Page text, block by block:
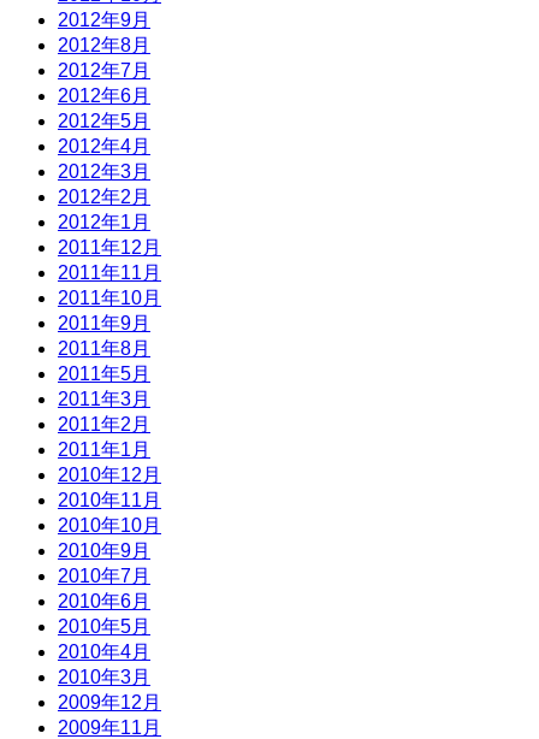
2012年9月
2012年8月
2012年7月
2012年6月
2012年5月
2012年4月
2012年3月
2012年2月
2012年1月
2011年12月
2011年11月
2011年10月
2011年9月
2011年8月
2011年5月
2011年3月
2011年2月
2011年1月
2010年12月
2010年11月
2010年10月
2010年9月
2010年7月
2010年6月
2010年5月
2010年4月
2010年3月
2009年12月
2009年11月